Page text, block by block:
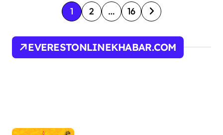
P
o
s
t
g
1 2 … 16
EVERESTONLINEKHABAR.COM